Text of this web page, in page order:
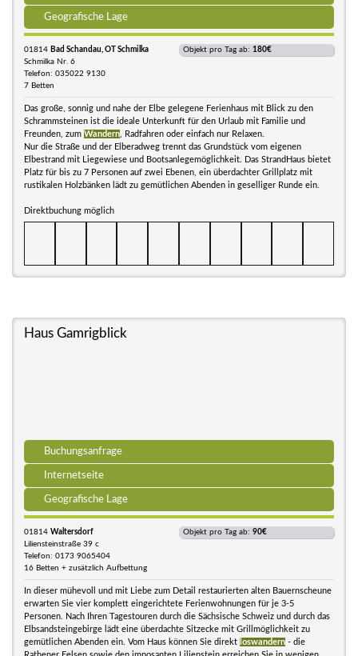
Geografische Lage
01814 Bad Schandau, OT Schmilka
Schmilka Nr. 6
Telefon: 035022 9130
7 Betten
Objekt pro Tag ab: 180€
Das große, sonnig und nahe der Elbe gelegene Ferienhaus mit Blick zu den
Schrammsteinen ist die ideale Unterkunft für den Urlaub mit Familie und
Freunden, zum Wandern , Radfahren oder einfach nur Relaxen.
Nur die Straße und der Elberadweg trennt das Grundstück vom eigenen
Elbestrand mit Liegewiese und Bootsanlegemöglichkeit. Das StrandHaus bietet
Platz für bis zu 7 Personen auf zwei Ebenen, ein überdachter Grillplatz mit
rustikalen Holzbänken lädt zu gemütlichen Abenden in geselliger Runde ein.
Direktbuchung möglich
Haus Gamrigblick
Buchungsanfrage
Internetseite
Geografische Lage
01814 Waltersdorf
Liliensteinstraße 39 c
Telefon: 0173 9065404
16 Betten + zusätzlich Aufbettung
Objekt pro Tag ab: 90€
In dieser mühevoll und mit Liebe zum Detail restaurierten alten Bauernscheune
erwarten Sie vier komplett eingerichtete Ferienwohnungen für je 3-5
Personen. Nach Ihren Tagestouren durch die Sächsische Schweiz und durch das
Elbsandsteingebirge lädt eine überdachte Sitzecke mit Grillmöglichkeit zu
gemütlichen Abenden ein. Vom Haus können Sie direkt loswandern - die